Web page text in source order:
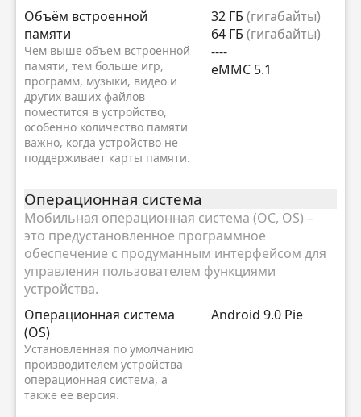
Объём встроенной
памяти
Чем выше объем встроенной
памяти, тем больше игр,
программ, музыки, видео и
других ваших файлов
поместится в устройство,
особенно количество памяти
важно, когда устройство не
поддерживает карты памяти.
32 ГБ (гигабайты)
64 ГБ (гигабайты)
----
eMMC 5.1
Oперационная система
Мобильная операционная система (ОС, OS) –
это предустановленное программное
обеспечение с продуманным интерфейсом для
управления пользователем функциями
устройства.
Oперационная система
(OS)
Установленная по умолчанию
производителем устройства
операционная система, а
также ее версия.
Android 9.0 Pie